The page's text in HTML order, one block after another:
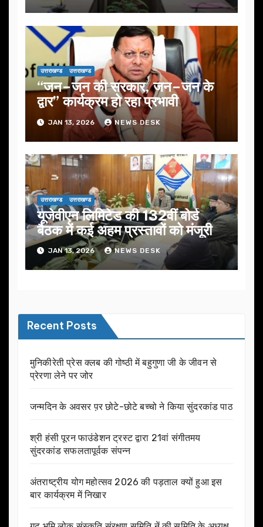
उत्तराखण्ड उत्तराखण्ड
“जन–जन की सरकार, जन–जन के
द्वार” कार्यक्रम हो रहा प्रभावी
JAN 13, 2026 NEWS DESK
उत्तराखण्ड उत्तराखण्ड
यूजेवीएन लिमिटेड की 132वीं बोर्ड
बैठक में कई अहम प्रस्तावों को मंजूरी
JAN 13, 2026 NEWS DESK
Recent Posts
मुनिकीरेती प्रेस क्लब की गोष्ठी में बहुगुणा जी के जीवन से
प्रेरणा लेने पर जोर
जन्मदिन के अवसर प़र छोटे-छोटे बच्चो ने किया सुंदरकांड पाठ
श्री हंसी पूरन फाउंडेशन ट्रस्ट द्वारा 21वां संगीतमय
सुंदरकांड सफलतापूर्वक संपन्न
अंतराष्ट्रीय योग महोत्सव 2026 की पड़ताल क्यों हुआ इस
बार कार्यक्रम में निखार